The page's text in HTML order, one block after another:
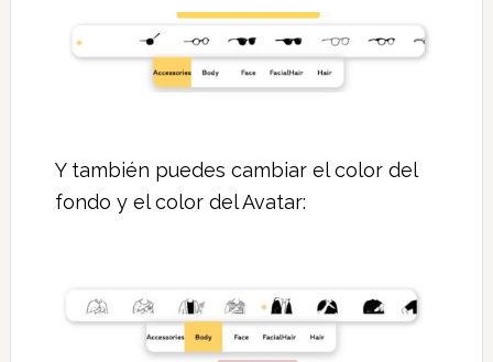
Y también puedes cambiar el color del
fondo y el color del Avatar: